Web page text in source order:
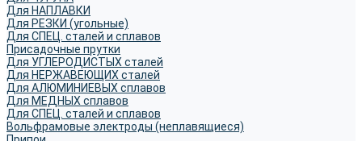
Для НАПЛАВКИ
Для РЕЗКИ (угольные)
Для СПЕЦ. сталей и сплавов
Присадочные прутки
Для УГЛЕРОДИСТЫХ сталей
Для НЕРЖАВЕЮЩИХ сталей
Для АЛЮМИНИЕВЫХ сплавов
Для МЕДНЫХ сплавов
Для СПЕЦ. сталей и сплавов
Вольфрамовые электроды (неплавящиеся)